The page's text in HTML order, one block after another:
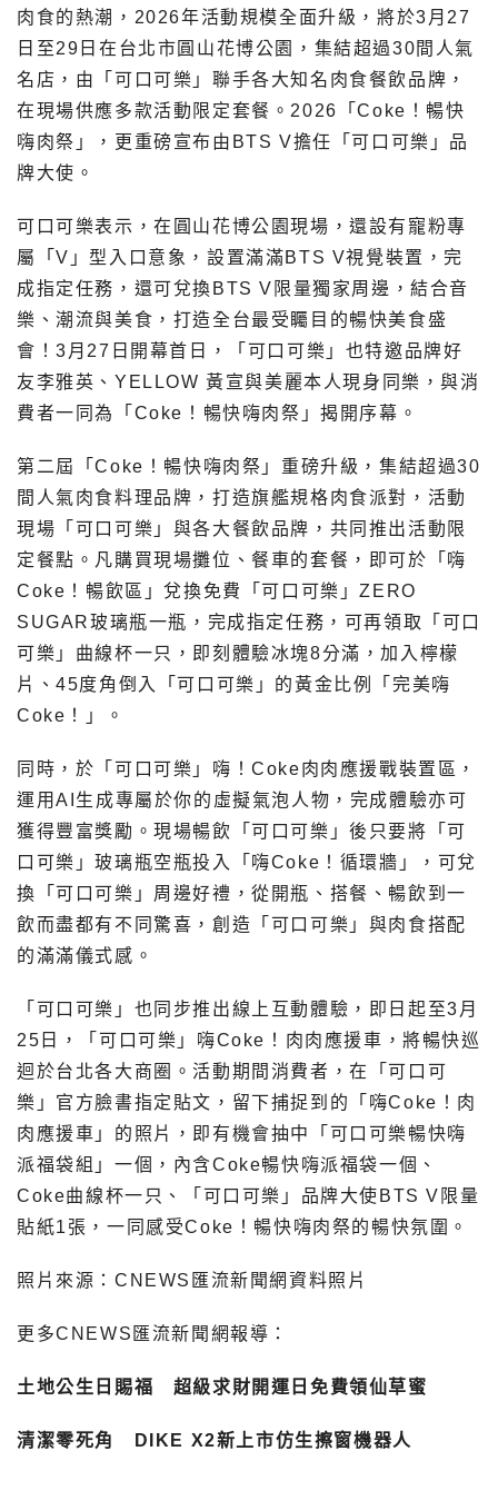
肉食的熱潮，2026年活動規模全面升級，將於3月27
日至29日在台北市圓山花博公園，集結超過30間人氣
名店，由「可口可樂」聯手各大知名肉食餐飲品牌，
在現場供應多款活動限定套餐。2026「Coke！暢快
嗨肉祭」，更重磅宣布由BTS V擔任「可口可樂」品
牌大使。
可口可樂表示，在圓山花博公園現場，還設有寵粉專
屬「V」型入口意象，設置滿滿BTS V視覺裝置，完
成指定任務，還可兌換BTS V限量獨家周邊，結合音
樂、潮流與美食，打造全台最受矚目的暢快美食盛
會！3月27日開幕首日，「可口可樂」也特邀品牌好
友李雅英、YELLOW 黃宣與美麗本人現身同樂，與消
費者一同為「Coke！暢快嗨肉祭」揭開序幕。
第二屆「Coke！暢快嗨肉祭」重磅升級，集結超過30
間人氣肉食料理品牌，打造旗艦規格肉食派對，活動
現場「可口可樂」與各大餐飲品牌，共同推出活動限
定餐點。凡購買現場攤位、餐車的套餐，即可於「嗨
Coke！暢飲區」兌換免費「可口可樂」ZERO
SUGAR玻璃瓶一瓶，完成指定任務，可再領取「可口
可樂」曲線杯一只，即刻體驗冰塊8分滿，加入檸檬
片、45度角倒入「可口可樂」的黃金比例「完美嗨
Coke！」。
同時，於「可口可樂」嗨！Coke肉肉應援戰裝置區，
運用AI生成專屬於你的虛擬氣泡人物，完成體驗亦可
獲得豐富獎勵。現場暢飲「可口可樂」後只要將「可
口可樂」玻璃瓶空瓶投入「嗨Coke！循環牆」，可兌
換「可口可樂」周邊好禮，從開瓶、搭餐、暢飲到一
飲而盡都有不同驚喜，創造「可口可樂」與肉食搭配
的滿滿儀式感。
「可口可樂」也同步推出線上互動體驗，即日起至3月
25日，「可口可樂」嗨Coke！肉肉應援車，將暢快巡
迴於台北各大商圈。活動期間消費者，在「可口可
樂」官方臉書指定貼文，留下捕捉到的「嗨Coke！肉
肉應援車」的照片，即有機會抽中「可口可樂暢快嗨
派福袋組」一個，內含Coke暢快嗨派福袋一個、
Coke曲線杯一只、「可口可樂」品牌大使BTS V限量
貼紙1張，一同感受Coke！暢快嗨肉祭的暢快氛圍。
照片來源：CNEWS匯流新聞網資料照片
更多CNEWS匯流新聞網報導：
土地公生日賜福 超級求財開運日免費領仙草蜜
清潔零死角 DIKE X2新上市仿生擦窗機器人